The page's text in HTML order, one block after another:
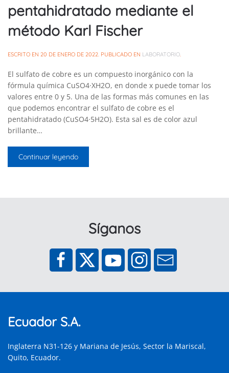
pentahidratado mediante el
método Karl Fischer
ESCRITO EN 20 DE ENERO DE 2022 . PUBLICADO EN LABORATORIO
El sulfato de cobre es un compuesto inorgánico con la
fórmula química CuSO4·XH2O, en donde x puede tomar los
valores entre 0 y 5. Una de las formas más comunes en las
que podemos encontrar el sulfato de cobre es el
pentahidratado (CuSO4·5H2O). Esta sal es de color azul
brillante…
Continuar leyendo
Síganos
Ecuador S.A.
Inglaterra N31-126 y Mariana de Jesús, Sector la Mariscal,
Quito, Ecuador.